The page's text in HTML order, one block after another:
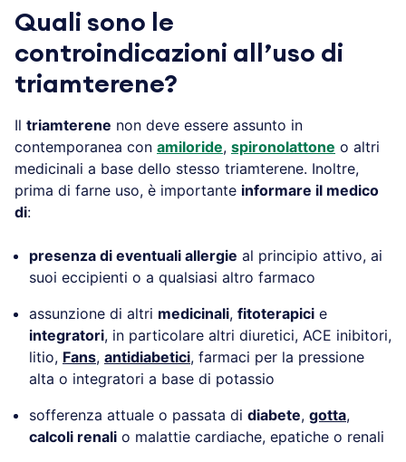
Quali sono le
controindicazioni all’uso di
triamterene?
Il triamterene non deve essere assunto in
contemporanea con amiloride, spironolattone o altri
medicinali a base dello stesso triamterene. Inoltre,
prima di farne uso, è importante informare il medico
di:
presenza di eventuali allergie al principio attivo, ai
suoi eccipienti o a qualsiasi altro farmaco
assunzione di altri medicinali, fitoterapici e
integratori, in particolare altri diuretici, ACE inibitori,
litio, Fans, antidiabetici, farmaci per la pressione
alta o integratori a base di potassio
sofferenza attuale o passata di diabete, gotta,
calcoli renali o malattie cardiache, epatiche o renali